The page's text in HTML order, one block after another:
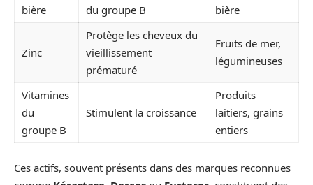
bière
du groupe B
bière
Zinc
Protège les cheveux du
vieillissement
prématuré
Fruits de mer,
légumineuses
Vitamines
du
groupe B
Stimulent la croissance
Produits
laitiers, grains
entiers
Ces actifs, souvent présents dans des marques reconnues